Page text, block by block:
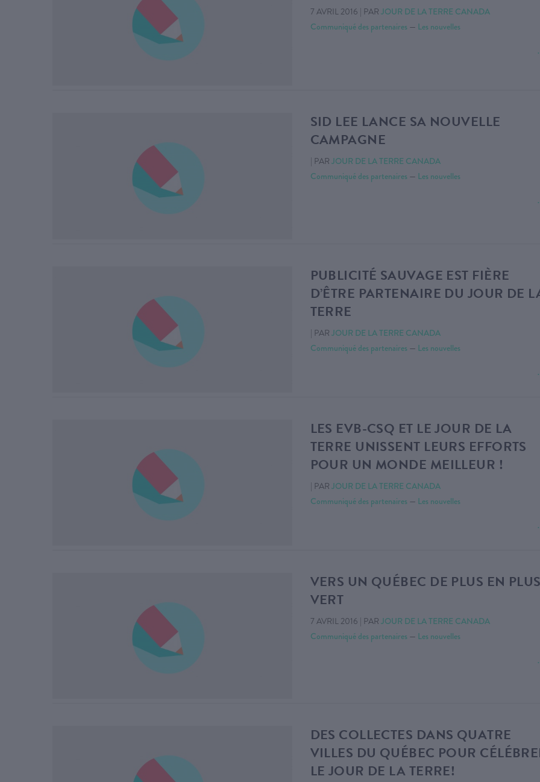
7 AVRIL 2016 | PAR JOUR DE LA TERRE CANADA
Communiqué des partenaires— Les nouvelles
SID LEE LANCE SA NOUVELLE
CAMPAGNE
| PAR JOUR DE LA TERRE CANADA
Communiqué des partenaires— Les nouvelles
PUBLICITÉ SAUVAGE EST FIÈRE
D’ÊTRE PARTENAIRE DU JOUR DE
TERRE
| PAR JOUR DE LA TERRE CANADA
Communiqué des partenaires— Les nouvelles
LES EVB-CSQ ET LE JOUR DE LA
TERRE UNISSENT LEURS EFFORTS
POUR UN MONDE MEILLEUR !
| PAR JOUR DE LA TERRE CANADA
Communiqué des partenaires— Les nouvelles
VERS UN QUÉBEC DE PLUS EN PLUS
VERT
7 AVRIL 2016 | PAR JOUR DE LA TERRE CANADA
Communiqué des partenaires— Les nouvelles
DES COLLECTES DANS QUATRE
VILLES DU QUÉBEC POUR
LE JOUR DE LA TERRE!